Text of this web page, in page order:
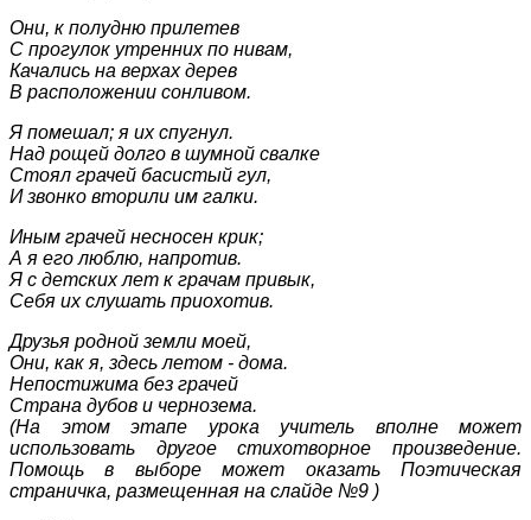
Они, к полудню прилетев
С прогулок утренних по нивам,
Качались на верхах дерев
В расположении сонливом.
Я помешал; я их спугнул.
Над рощей долго в шумной свалке
Стоял грачей басистый гул,
И звонко вторили им галки.
Иным грачей несносен крик;
А я его люблю, напротив.
Я с детских лет к грачам привык,
Себя их слушать приохотив.
Друзья родной земли моей,
Они, как я, здесь летом - дома.
Непостижима без грачей
Страна дубов и чернозема.
(На этом этапе урока учитель вполне может
использовать другое стихотворное произведение.
Помощь в выборе может оказать Поэтическая
страничка, размещенная на слайде №9 )